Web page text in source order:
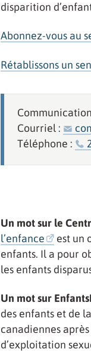
disparition
Abonnez-vous au
Rétablissons un
Courriel :
Téléphone :
Un mot sur le
l’enfance
est un
enfants. Il a pour
les enfants
Un mot sur
des enfants et de
canadiennes
d’exploitation